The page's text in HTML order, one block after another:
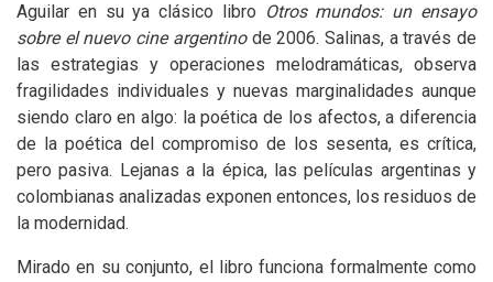
Aguilar en su ya clásico libro Otros mundos: un ensayo
sobre el nuevo cine argentino de 2006. Salinas, a través de
las estrategias y operaciones melodramáticas, observa
fragilidades individuales y nuevas marginalidades aunque
siendo claro en algo: la poética de los afectos, a diferencia
de la poética del compromiso de los sesenta, es crítica,
pero pasiva. Lejanas a la épica, las películas argentinas y
colombianas analizadas exponen entonces, los residuos de
la modernidad.
Mirado en su conjunto, el libro funciona formalmente como